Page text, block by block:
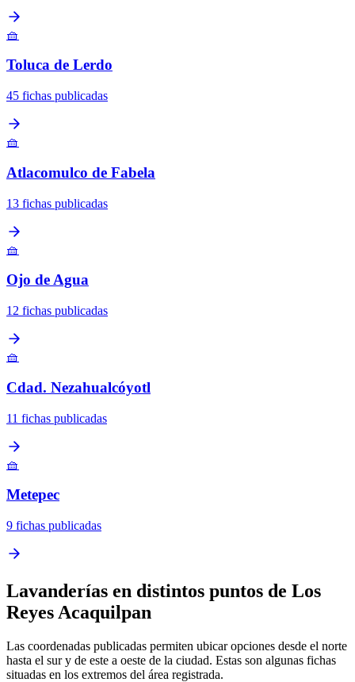
🧺
Toluca de Lerdo
45 fichas publicadas
🧺
Atlacomulco de Fabela
13 fichas publicadas
🧺
Ojo de Agua
12 fichas publicadas
🧺
Cdad. Nezahualcóyotl
11 fichas publicadas
🧺
Metepec
9 fichas publicadas
Lavanderías en distintos puntos de Los
Reyes Acaquilpan
Las coordenadas publicadas permiten ubicar opciones desde el norte
hasta el sur y de este a oeste de la ciudad. Estas son algunas fichas
situadas en los extremos del área registrada.